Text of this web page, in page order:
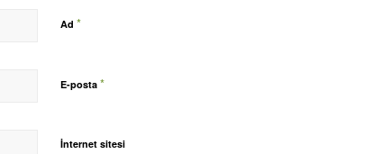
Ad *
E-posta *
İnternet sitesi